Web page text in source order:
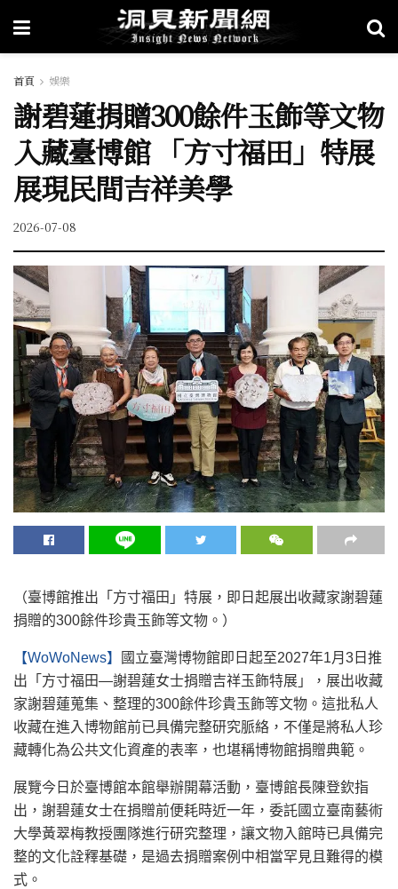
首頁 娛樂
謝碧蓮捐贈300餘件玉飾等文物
入藏臺博館 「方寸福田」特展
展現民間吉祥美學
2026-07-08
（臺博館推出「方寸福田」特展，即日起展出收藏家謝碧蓮
捐贈的300餘件珍貴玉飾等文物。）
【WoWoNews】
國立臺灣博物館即日起至2027年1月3日推
出「方寸福田—謝碧蓮女士捐贈吉祥玉飾特展」，展出收藏
家謝碧蓮蒐集、整理的300餘件珍貴玉飾等文物。這批私人
收藏在進入博物館前已具備完整研究脈絡，不僅是將私人珍
藏轉化為公共文化資產的表率，也堪稱博物館捐贈典範。
展覽今日於臺博館本館舉辦開幕活動，臺博館長陳登欽指
出，謝碧蓮女士在捐贈前便耗時近一年，委託國立臺南藝術
大學黃翠梅教授團隊進行研究整理，讓文物入館時已具備完
整的文化詮釋基礎，是過去捐贈案例中相當罕見且難得的模
式。